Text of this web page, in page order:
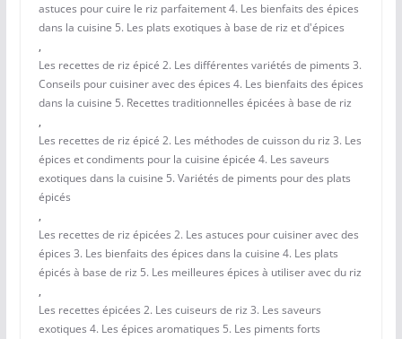
astuces pour cuire le riz parfaitement 4. Les bienfaits des épices
dans la cuisine 5. Les plats exotiques à base de riz et d'épices
,
Les recettes de riz épicé 2. Les différentes variétés de piments 3.
Conseils pour cuisiner avec des épices 4. Les bienfaits des épices
dans la cuisine 5. Recettes traditionnelles épicées à base de riz
,
Les recettes de riz épicé 2. Les méthodes de cuisson du riz 3. Les
épices et condiments pour la cuisine épicée 4. Les saveurs
exotiques dans la cuisine 5. Variétés de piments pour des plats
épicés
,
Les recettes de riz épicées 2. Les astuces pour cuisiner avec des
épices 3. Les bienfaits des épices dans la cuisine 4. Les plats
épicés à base de riz 5. Les meilleures épices à utiliser avec du riz
,
Les recettes épicées 2. Les cuiseurs de riz 3. Les saveurs
exotiques 4. Les épices aromatiques 5. Les piments forts